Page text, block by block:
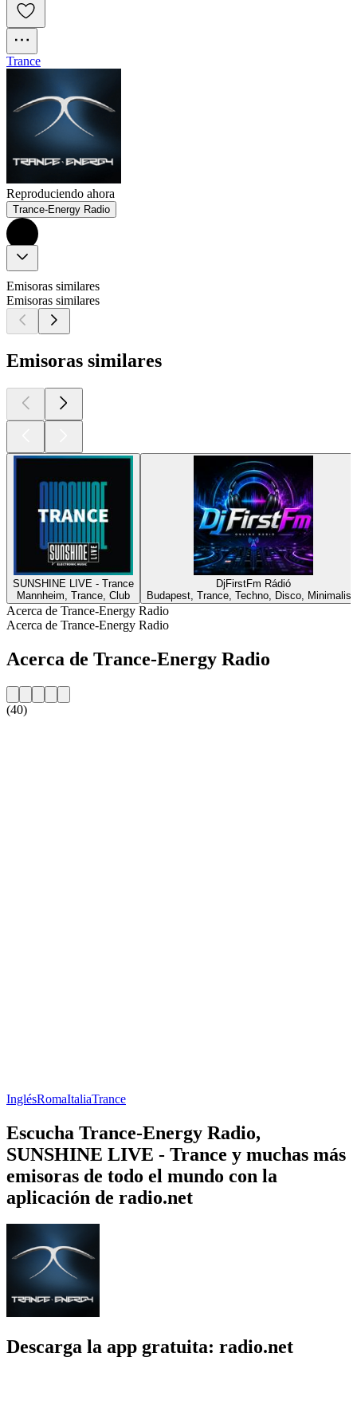
Trance
Reproduciendo ahora
Trance-Energy Radio
Emisoras similares
Emisoras similares
Emisoras similares
SUNSHINE LIVE - Trance
Mannheim, Trance, Club
DjFirstFm Rádió
Budapest, Trance, Techno, Disco,
Acerca de Trance-Energy Radio
Acerca de Trance-Energy Radio
Acerca de Trance-Energy Radio
(40)
InglésRomaItaliaTrance
Escucha Trance-Energy Radio,
SUNSHINE LIVE - Trance y muchas más
emisoras de todo el mundo con la
aplicación de radio.net
Descarga la app gratuita: radio.net